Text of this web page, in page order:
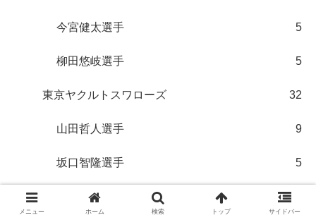
今宮健太選手 5
柳田悠岐選手 5
東京ヤクルトスワローズ 32
山田哲人選手 9
坂口智隆選手 5
千葉ロッテマリーンズ 14
メニュー ホーム 検索 トップ サイドバー